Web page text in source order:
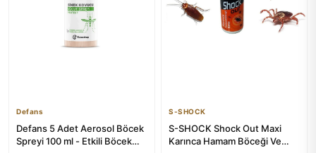
Defans
Defans 5 Adet Aerosol Böcek
Spreyi 100 ml - Etkili Böcek
S-SHOCK
S-SHOCK Shock Out Maxi
Karınca Hamam Böceği Ve